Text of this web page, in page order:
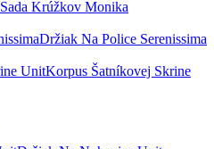
Sada Krúžkov Monika
Držiak Na Police Serenissima
Korpus Šatníkovej Skrine